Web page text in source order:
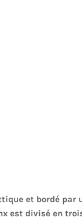
et bordé par
est divisé en